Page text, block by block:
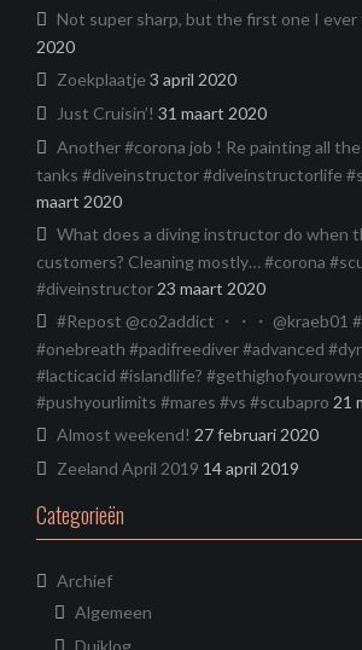
Not super sharp, but the first one I ever
2020
Zoekplaatje 3 april 2020
Just Cruisin’! 31 maart 2020
Another #corona job ! Re painting all
tanks #diveinstructor #diveinstructorlife
maart 2020
What does a diving instructor do when
customers? Cleaning mostly… #corona
#diveinstructor 23 maart 2020
#Repost @co2addict ・・・ @kraeb01
#onebreath #padifreediver #advanced
#lacticacid #islandlife?
#pushyourlimits #mares #vs #scubapro 21
Almost weekend! 27 februari 2020
Zeeland April 2019 14 april 2019
Categorieën
Archief
Algemeen
Duiklog